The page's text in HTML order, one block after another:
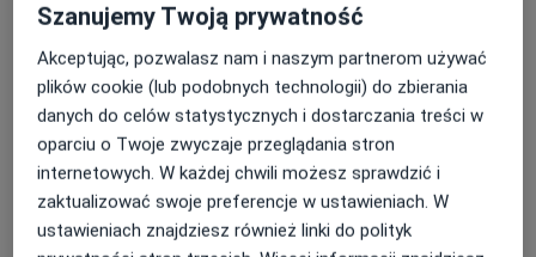
PsychoMedic.pl Klinika Psychologiczno-
Psychiatryczna Warszawa ul. Lanciego 19
(METRO NATOLIN)
Pediatria, Psychoterapia, Psychologia· Więcej
Szanujemy Twoją prywatność
Akceptując, pozwalasz nam i naszym partnerom używać
plików cookie (lub podobnych technologii) do zbierania
danych do celów statystycznych i dostarczania treści w
oparciu o Twoje zwyczaje przeglądania stron
internetowych. W każdej chwili możesz sprawdzić i
zaktualizować swoje preferencje w ustawieniach. W
ustawieniach znajdziesz również linki do polityk